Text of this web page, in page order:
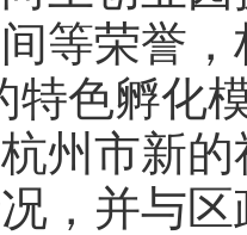
等荣誉
特色孵化
州市新
，并与